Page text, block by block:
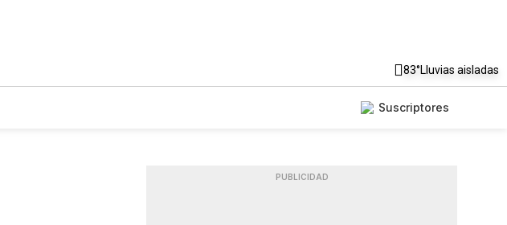
83°Lluvias aisladas
Suscriptores
PUBLICIDAD